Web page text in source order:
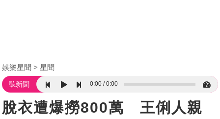
娛樂星聞 星聞
聽新聞 0:00 0:00
脫衣遭爆撈800萬 王俐人親